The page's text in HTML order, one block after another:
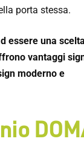
porta stessa.
essere una
vantaggi
moderno e